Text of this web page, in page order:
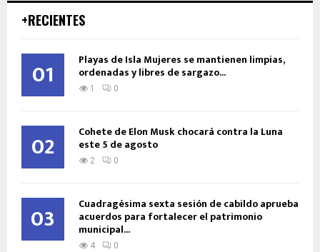
+RECIENTES
01 Playas de Isla Mujeres se mantienen limpias,
ordenadas y libres de sargazo...
1 0
02 Cohete de Elon Musk chocará contra la Luna
este 5 de agosto
2 0
03 Cuadragésima sexta sesión de cabildo aprueba
acuerdos para fortalecer el patrimonio
municipal...
4 0